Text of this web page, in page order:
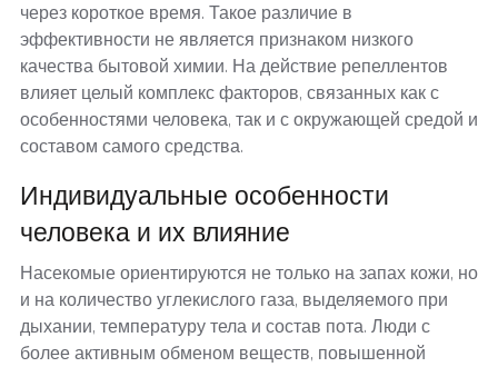
через короткое время. Такое различие в
эффективности не является признаком низкого
качества бытовой химии. На действие репеллентов
влияет целый комплекс факторов, связанных как с
особенностями человека, так и с окружающей средой и
составом самого средства.
Индивидуальные особенности
человека и их влияние
Насекомые ориентируются не только на запах кожи, но
и на количество углекислого газа, выделяемого при
дыхании, температуру тела и состав пота. Люди с
более активным обменом веществ, повышенной